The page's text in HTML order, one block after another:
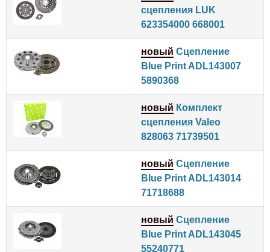
сцепления LUK
623354000 668001
новый Сцепление
Blue Print ADL143007
5890368
новый Комплект
сцепления Valeo
828063 71739501
новый Сцепление
Blue Print ADL143014
71718688
новый Сцепление
Blue Print ADL143045
55240771